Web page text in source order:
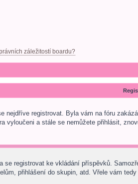
záležitostí boardu?
nejdříve registrovat. Byla vám na fóru
vyloučeni a stále se nemůžete přihlásit,
se registrovat ke vkládání příspěvků.
přihlášení do skupin, atd. Vřele vám